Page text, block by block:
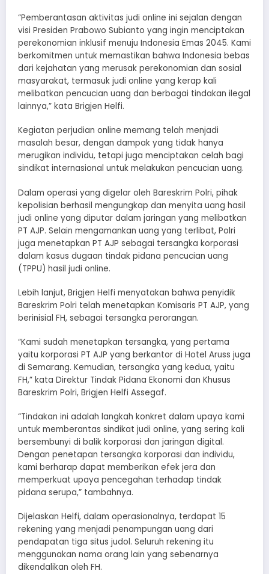
“Pemberantasan aktivitas judi online ini sejalan dengan
visi Presiden Prabowo Subianto yang ingin menciptakan
perekonomian inklusif menuju Indonesia Emas 2045. Kami
berkomitmen untuk memastikan bahwa Indonesia bebas
dari kejahatan yang merusak perekonomian dan sosial
masyarakat, termasuk judi online yang kerap kali
melibatkan pencucian uang dan berbagai tindakan ilegal
lainnya,” kata Brigjen Helfi.
Kegiatan perjudian online memang telah menjadi
masalah besar, dengan dampak yang tidak hanya
merugikan individu, tetapi juga menciptakan celah bagi
sindikat internasional untuk melakukan pencucian uang.
Dalam operasi yang digelar oleh Bareskrim Polri, pihak
kepolisian berhasil mengungkap dan menyita uang hasil
judi online yang diputar dalam jaringan yang melibatkan
PT AJP. Selain mengamankan uang yang terlibat, Polri
juga menetapkan PT AJP sebagai tersangka korporasi
dalam kasus dugaan tindak pidana pencucian uang
(TPPU) hasil judi online.
Lebih lanjut, Brigjen Helfi menyatakan bahwa penyidik
Bareskrim Polri telah menetapkan Komisaris PT AJP, yang
berinisial FH, sebagai tersangka perorangan.
“Kami sudah menetapkan tersangka, yang pertama
yaitu korporasi PT AJP yang berkantor di Hotel Aruss juga
di Semarang. Kemudian, tersangka yang kedua, yaitu
FH,” kata Direktur Tindak Pidana Ekonomi dan Khusus
Bareskrim Polri, Brigjen Helfi Assegaf.
“Tindakan ini adalah langkah konkret dalam upaya kami
untuk memberantas sindikat judi online, yang sering kali
bersembunyi di balik korporasi dan jaringan digital.
Dengan penetapan tersangka korporasi dan individu,
kami berharap dapat memberikan efek jera dan
memperkuat upaya pencegahan terhadap tindak
pidana serupa,” tambahnya.
Dijelaskan Helfi, dalam operasionalnya, terdapat 15
rekening yang menjadi penampungan uang dari
pendapatan tiga situs judol. Seluruh rekening itu
menggunakan nama orang lain yang sebenarnya
dikendalikan oleh FH.